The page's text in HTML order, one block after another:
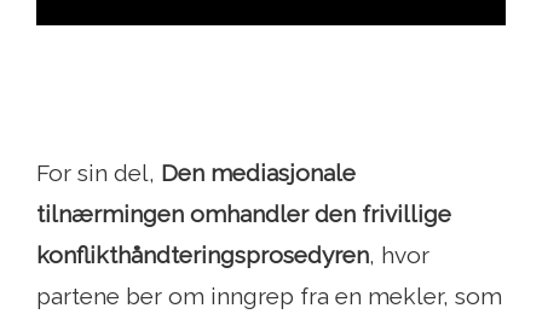
For sin del, Den mediasjonale
tilnærmingen omhandler den frivillige
konflikthåndteringsprosedyren, hvor
partene ber om inngrep fra en mekler, som